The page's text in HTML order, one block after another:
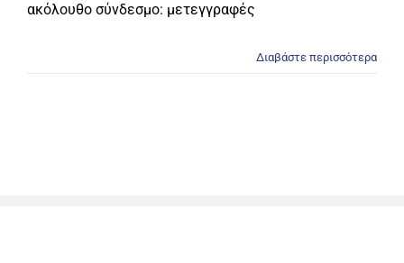
ακόλουθο σύνδεσμο: μετεγγραφές
Διαβάστε περισσότερα